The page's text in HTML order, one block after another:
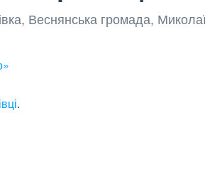
Веснянська громада,
.